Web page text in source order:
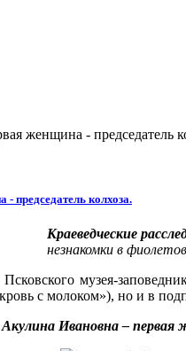
женщина - председатель
председатель колхоза.
Краеведческие
незнакомки в
музея-
с молоком»), но и в
Ивановна – первая